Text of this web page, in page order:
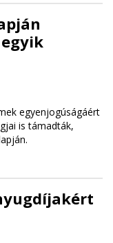
egyenjogúságáért
is támadták,